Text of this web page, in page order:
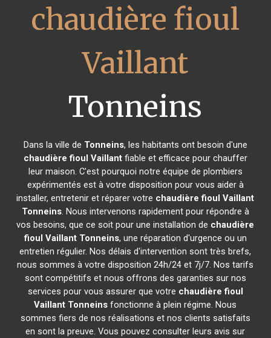
chaudière fioul
Vaillant
Tonneins
Dans la ville de Tonneins, les habitants ont besoin d'une
chaudière fioul Vaillantfiable et efficace pour chauffer
leur maison. C'est pourquoi notre équipe de plombiers
expérimentés est à votre disposition pour vous aider à
installer, entretenir et réparer votre chaudière fioul Vaillant
Tonneins. Nous intervenons rapidement pour répondre à
vos besoins, que ce soit pour une installation de chaudière
fioul Vaillant Tonneins, une réparation d'urgence ou un
entretien régulier. Nos délais d'intervention sont très brefs,
nous sommes à votre disposition 24h/24 et 7j/7. Nos tarifs
sont compétitifs et nous offrons des garanties sur nos
services pour vous assurer que votre chaudière fioul
Vaillant Tonneins fonctionne à plein régime. Nous
sommes fiers de nos réalisations et nos clients satisfaits
en sont la preuve. Vous pouvez consulter leurs avis sur